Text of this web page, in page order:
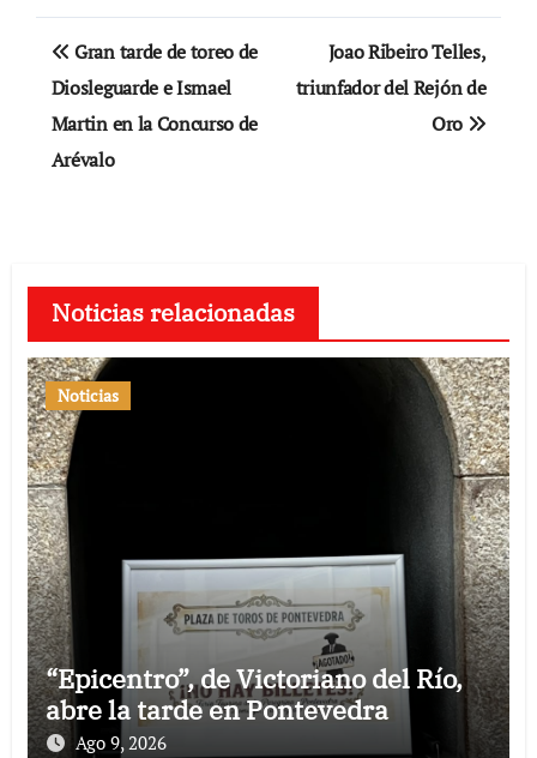
Navegación
de
entradas
Gran tarde de toreo de
Diosleguarde e Ismael
Martin en la Concurso de
Arévalo
Joao Ribeiro Telles,
triunfador del Rejón de
Oro
Noticias relacionadas
Noticias
“Epicentro”, de Victoriano del Río,
abre la tarde en Pontevedra
Ago 9, 2026